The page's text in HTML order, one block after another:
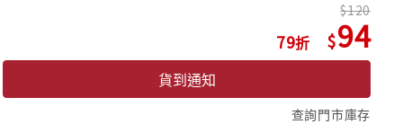
79
120
94
貨到通知
查詢門市庫存